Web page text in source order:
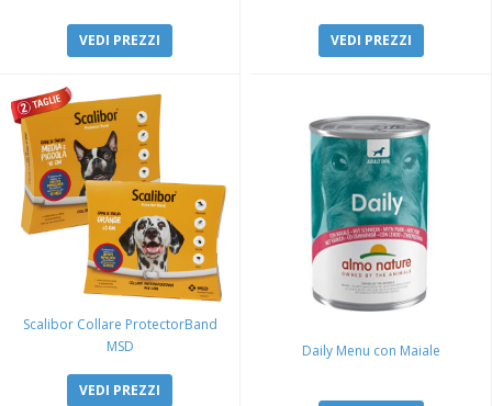
VEDI PREZZI VEDI PREZZI
Scalibor Collare ProtectorBand
MSD
VEDI PREZZI
Daily Menu con Maiale